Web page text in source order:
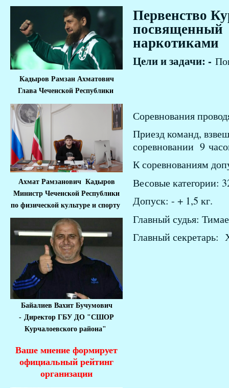
Кадыров Рамзан Ахматович
Глава Чеченской Республики
Ахмат Рамзанович Кадыров
Министр Чеченской Республики
по физической культуре и спорту
Байалиев Вахит Бучумович
- Директор ГБУ ДО "СШОР
Курчалоевского района"
Ваше мнение формирует
официальный рейтинг
организации
Первенство
посвященный
наркотиками
Цели и задачи: -
Соревнования
Приезд команд,
соревновании 9
К соревнованиям
Весовые категории:
Допуск: - + 1,5 кг.
Главный судья:
Главный секретарь: